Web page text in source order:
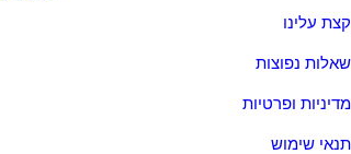
קצת עלינו
שאלות נפוצות
מדיניות ופרטיות
תנאי שימוש